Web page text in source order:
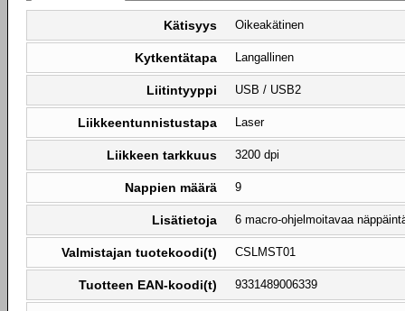
Kätisyys Oikeakätinen
Kytkentätapa Langallinen
Liitintyyppi USB / USB2
Liikkeentunnistustapa Laser
Liikkeen tarkkuus 3200 dpi
Nappien määrä 9
Lisätietoja 6 macro-ohjelmoitavaa
Valmistajan tuotekoodi(t) CSLMST01
Tuotteen EAN-koodi(t) 9331489006339